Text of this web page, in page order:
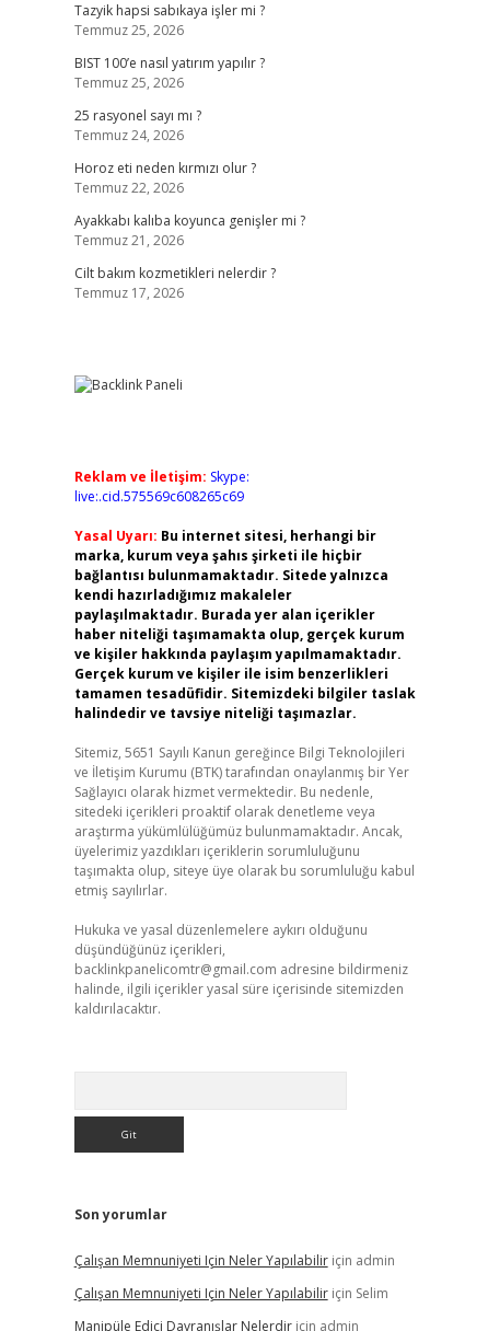
Tazyik hapsi sabıkaya işler mi ?
Temmuz 25, 2026
BIST 100’e nasıl yatırım yapılır ?
Temmuz 25, 2026
25 rasyonel sayı mı ?
Temmuz 24, 2026
Horoz eti neden kırmızı olur ?
Temmuz 22, 2026
Ayakkabı kalıba koyunca genişler mi ?
Temmuz 21, 2026
Cilt bakım kozmetikleri nelerdir ?
Temmuz 17, 2026
Reklam ve İletişim: Skype:
live:.cid.575569c608265c69
Yasal Uyarı: Bu internet sitesi, herhangi bir
marka, kurum veya şahıs şirketi ile hiçbir
bağlantısı bulunmamaktadır. Sitede yalnızca
kendi hazırladığımız makaleler
paylaşılmaktadır. Burada yer alan içerikler
haber niteliği taşımamakta olup, gerçek kurum
ve kişiler hakkında paylaşım yapılmamaktadır.
Gerçek kurum ve kişiler ile isim benzerlikleri
tamamen tesadüfidir. Sitemizdeki bilgiler taslak
halindedir ve tavsiye niteliği taşımazlar.
Sitemiz, 5651 Sayılı Kanun gereğince Bilgi Teknolojileri
ve İletişim Kurumu (BTK) tarafından onaylanmış bir Yer
Sağlayıcı olarak hizmet vermektedir. Bu nedenle,
sitedeki içerikleri proaktif olarak denetleme veya
araştırma yükümlülüğümüz bulunmamaktadır. Ancak,
üyelerimiz yazdıkları içeriklerin sorumluluğunu
taşımakta olup, siteye üye olarak bu sorumluluğu kabul
etmiş sayılırlar.
Hukuka ve yasal düzenlemelere aykırı olduğunu
düşündüğünüz içerikleri,
backlinkpanelicomtr@gmail.com adresine bildirmeniz
halinde, ilgili içerikler yasal süre içerisinde sitemizden
kaldırılacaktır.
Son yorumlar
Çalışan Memnuniyeti Için Neler Yapılabiliriçin admin
Çalışan Memnuniyeti Için Neler Yapılabiliriçin Selim
Manipüle Edici Davranışlar Nelerdiriçin admin